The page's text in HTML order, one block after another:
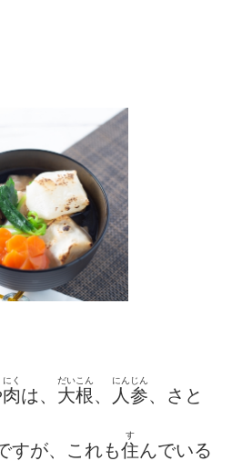
肉
にく
は、 大根
だいこん
、 人参
にんじん
、さと
すが、これも住
す
んでいる